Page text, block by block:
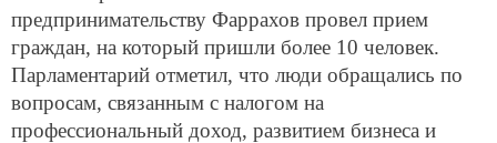
предпринимательству Фаррахов провел прием
граждан, на который пришли более 10 человек.
Парламентарий отметил, что люди обращались по
вопросам, связанным с налогом на
профессиональный доход, развитием бизнеса и